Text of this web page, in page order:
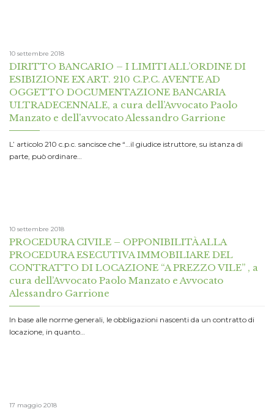
10 settembre 2018
DIRITTO BANCARIO – I LIMITI ALL’ORDINE DI
ESIBIZIONE EX ART. 210 C.P.C. AVENTE AD
OGGETTO DOCUMENTAZIONE BANCARIA
ULTRADECENNALE, a cura dell’Avvocato Paolo
Manzato e dell’avvocato Alessandro Garrione
L’ articolo 210 c.p.c. sancisce che “…il giudice istruttore, su istanza di
parte, può ordinare…
10 settembre 2018
PROCEDURA CIVILE – OPPONIBILITÀ ALLA
PROCEDURA ESECUTIVA IMMOBILIARE DEL
CONTRATTO DI LOCAZIONE “A PREZZO VILE” , a
cura dell’Avvocato Paolo Manzato e Avvocato
Alessandro Garrione
In base alle norme generali, le obbligazioni nascenti da un contratto di
locazione, in quanto…
17 maggio 2018